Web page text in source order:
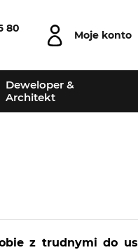
80
Moje konto
Deweloper &
Architekt
z trudnymi do